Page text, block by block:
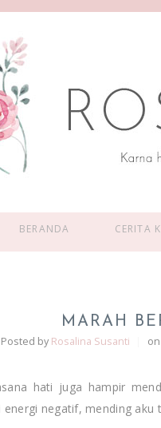
BERANDA CERITA
MARAH
Posted by Rosalina Susanti on
hati juga hampir
energi negatif, mending